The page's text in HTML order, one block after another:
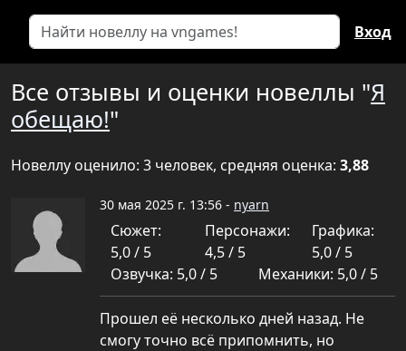
Вход
Все отзывы и оценки новеллы "Я
обещаю!"
Новеллу оценило: 3 человек, средняя оценка: 3,88
30 мая 2025 г. 13:56 - nyarn
Сюжет:
5,0 / 5
Персонажи:
4,5 / 5
Графика:
5,0 / 5
Озвучка: 5,0 / 5
Механики: 5,0 / 5
Прошел её несколько дней назад. Не
смогу точно всё припомнить, но